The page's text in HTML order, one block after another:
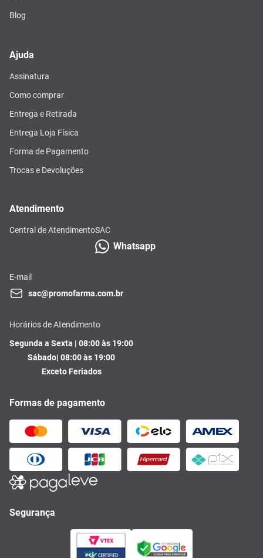
Blog
Ajuda
Assinatura
Como comprar
Entrega e Retirada
Entrega Loja Física
Forma de Pagamento
Trocas e Devoluções
Atendimento
Central de AtendimentoSAC
Whatsapp
E-mail
sac@promofarma.com.br
Horários de Atendimento
Segunda a Sexta | 08:00 às 19:00
Sábado| 08:00 às 19:00
Exceto Feriados
Formas de pagamento
Segurança